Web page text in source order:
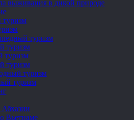
выживания в дикой природе
туризм
туризм
туризм
туризм
туризм
туризм
Вьетнаме